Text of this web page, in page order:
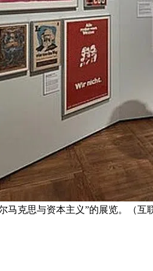
马克思与资本主义”的展览。（互